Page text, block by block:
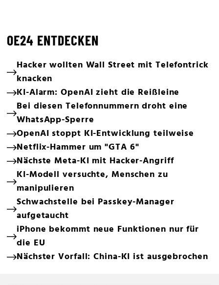
OE24 ENTDECKEN
Hacker wollten Wall Street mit Telefontrick
knacken
KI-Alarm: OpenAI zieht die Reißleine
Bei diesen Telefonnummern droht eine
WhatsApp-Sperre
OpenAI stoppt KI-Entwicklung teilweise
Netflix-Hammer um "GTA 6"
Nächste Meta-KI mit Hacker-Angriff
KI-Modell versuchte, Menschen zu
manipulieren
Schwachstelle bei Passkey-Manager
aufgetaucht
iPhone bekommt neue Funktionen nur für
die EU
Nächster Vorfall: China-KI ist ausgebrochen